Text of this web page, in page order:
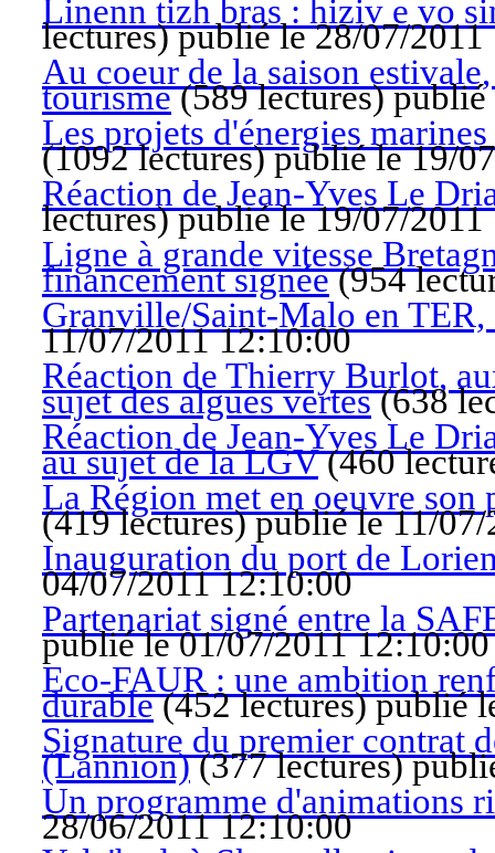
Linenn tizh bras : hiziv e vo
lectures)publié le 28/07/2011
Au coeur de la saison
tourisme(589 lectures)publié
Les projets d'énergies
(1092 lectures)publié le 19/
Réaction de Jean-Yves Le
lectures)publié le 19/07/2011
Ligne à grande vitesse
financement signée(954
Granville/Saint-Malo en
11/07/2011 12:10:00
Réaction de Thierry Burlot,
sujet des algues vertes(638
Réaction de Jean-Yves Le
au sujet de la LGV(460
La Région met en oeuvre
(419 lectures)publié le 11/
Inauguration du port de
04/07/2011 12:10:00
Partenariat signé entre la
publié le 01/07/2011 12:10:00
Eco-FAUR : une ambition
durable(452 lectures)publié
Signature du premier contrat
(Lannion)(377 lectures)
Un programme d'animations
28/06/2011 12:10:00